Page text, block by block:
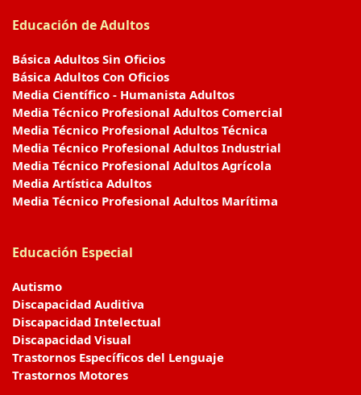
Educación de Adultos
Básica Adultos Sin Oficios
Básica Adultos Con Oficios
Media Científico - Humanista Adultos
Media Técnico Profesional Adultos Comercial
Media Técnico Profesional Adultos Técnica
Media Técnico Profesional Adultos Industrial
Media Técnico Profesional Adultos Agrícola
Media Artística Adultos
Media Técnico Profesional Adultos Marítima
Educación Especial
Autismo
Discapacidad Auditiva
Discapacidad Intelectual
Discapacidad Visual
Trastornos Específicos del Lenguaje
Trastornos Motores